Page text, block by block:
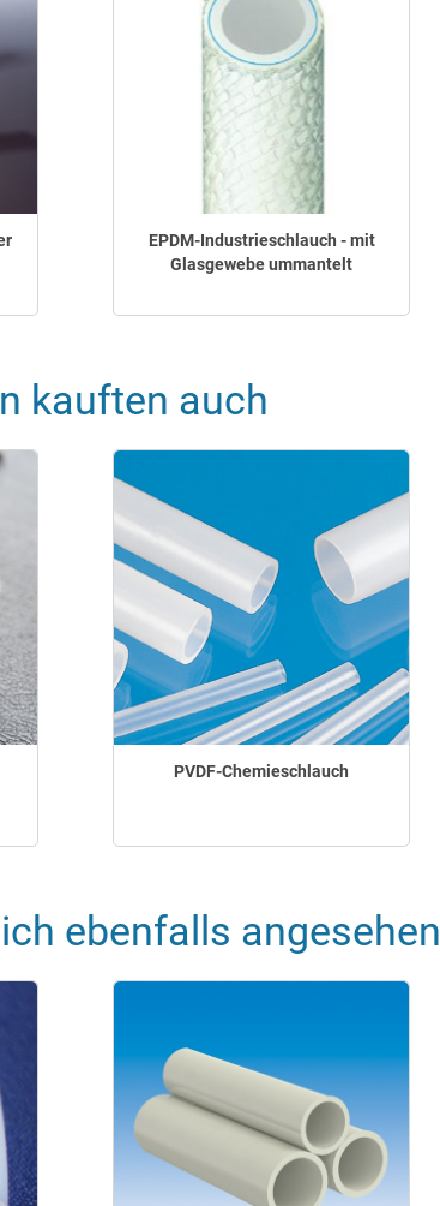
EPDM-Industrieschlauch - mit
Glasgewebe ummantelt
kauften auch
PVDF-Chemieschlauch
ebenfalls angesehen